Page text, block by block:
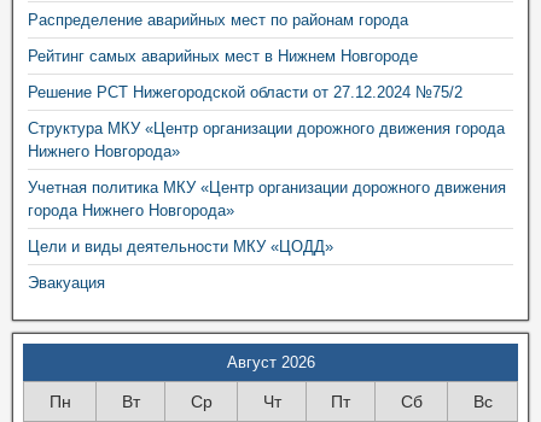
Распределение аварийных мест по районам города
Рейтинг самых аварийных мест в Нижнем Новгороде
Решение РСТ Нижегородской области от 27.12.2024 №75/2
Структура МКУ «Центр организации дорожного движения города
Нижнего Новгорода»
Учетная политика МКУ «Центр организации дорожного движения
города Нижнего Новгорода»
Цели и виды деятельности МКУ «ЦОДД»
Эвакуация
Август 2026
Пн Вт Ср Чт Пт Сб Вс